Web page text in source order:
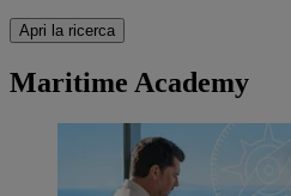
Apri la ricerca
Maritime Academy